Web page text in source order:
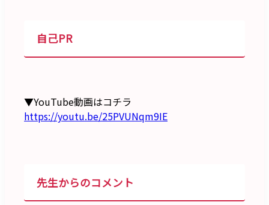
自己PR
▼YouTube動画はコチラ
https://youtu.be/25PVUNqm9IE
先生からのコメント